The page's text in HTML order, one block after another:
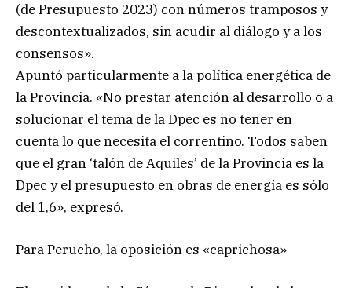
(de Presupuesto 2023) con números tramposos y
descontextualizados, sin acudir al diálogo y a los
consensos».
Apuntó particularmente a la política energética de
la Provincia. «No prestar atención al desarrollo o a
solucionar el tema de la Dpec es no tener en
cuenta lo que necesita el correntino. Todos saben
que el gran ‘talón de Aquiles’ de la Provincia es la
Dpec y el presupuesto en obras de energía es sólo
del 1,6», expresó.
Para Perucho, la oposición es «caprichosa»